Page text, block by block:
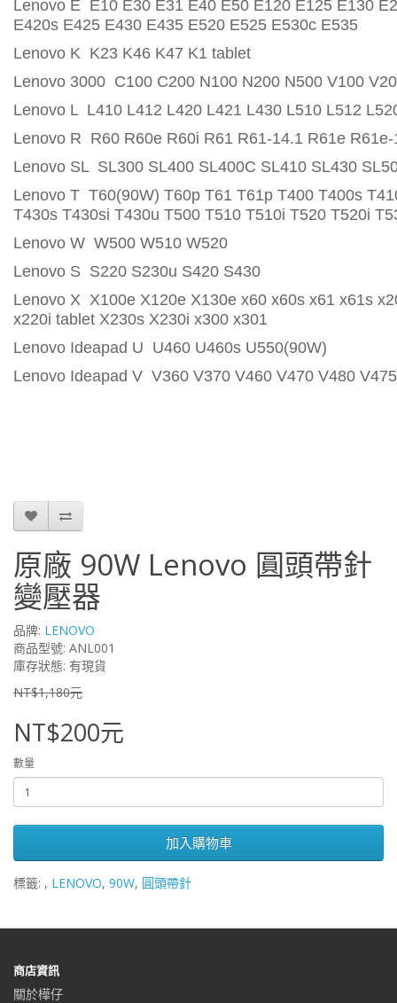
Lenovo E E10 E30 E31 E40 E50 E120 E125 E130
E420s E425 E430 E435 E520 E525 E530c E535
Lenovo K K23 K46 K47 K1 tablet
Lenovo 3000 C100 C200 N100 N200 N500 V100
Lenovo L L410 L412 L420 L421 L430 L510 L512
Lenovo R R60 R60e R60i R61 R61-14.1 R61e
Lenovo SL SL300 SL400 SL400C SL410 SL430
Lenovo T T60(90W) T60p T61 T61p T400 T400s
T430s T430si T430u T500 T510 T510i T520 T520i
Lenovo W W500 W510 W520
Lenovo S S220 S230u S420 S430
Lenovo X X100e X120e X130e x60 x60s x61 x61s
x220i tablet X230s X230i x300 x301
Lenovo Ideapad U U460 U460s U550(90W)
Lenovo Ideapad V V360 V370 V460 V470 V480
原廠 90W Lenovo 圓頭帶針
變壓器
品牌: LENOVO
商品型號: ANL001
庫存狀態: 有現貨
NT$1,180元
NT$200元
數量
加入購物車
標籤: , LENOVO, 90W, 圓頭帶針
商店資訊
關於樺仔